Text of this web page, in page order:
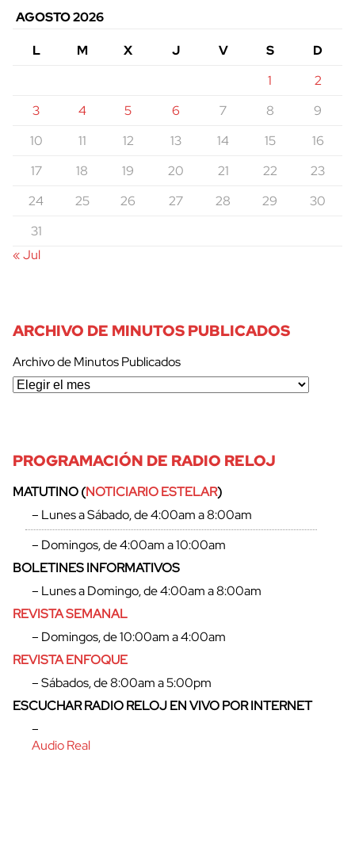
AGOSTO 2026
L
M X J V S
D
1
2
3
4 5 6 7 8
9
10
11 12 13 14 15
16
17
18 19 20 21 22
23
24
25 26 27 28 29
30
31
« Jul
ARCHIVO DE MINUTOS PUBLICADOS
Archivo de Minutos Publicados
PROGRAMACIÓN DE RADIO RELOJ
MATUTINO (NOTICIARIO ESTELAR)
– Lunes a Sábado, de 4:00am a 8:00am
– Domingos, de 4:00am a 10:00am
BOLETINES INFORMATIVOS
– Lunes a Domingo, de 4:00am a 8:00am
REVISTA SEMANAL
– Domingos, de 10:00am a 4:00am
REVISTA ENFOQUE
– Sábados, de 8:00am a 5:00pm
ESCUCHAR RADIO RELOJ EN VIVO POR INTERNET
–
Audio Real